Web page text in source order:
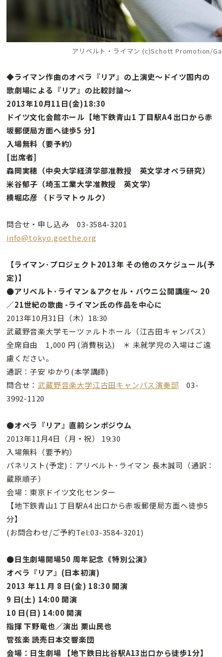
アリベルト・ライマン (c)Schott Promotion/
◆ライマン作曲のオペラ『リア』の上演史〜ドイツ国内の
歌劇場による『リア』の比較討論〜
2013年10月11日(金)18:30
ドイツ文化会館ホール【地下鉄青山1 丁目駅A4 出口から赤
坂郵便局方面へ徒歩5 分】
入場無料（要予約）
[出席者]
森岡実穂（中央大学経済学部准教授 英文学オペラ研究）
米谷郁子（埼玉工業大学准教授 英文学）
横堀応彦 （ドラマトゥルク）
問合せ・申し込み 03-3584-3201
info@tokyo.goethe.org
【ライマン･プロジェクト2013年 その他のスケジュール(予
定)】
●アリベルト･ライマン＆アクセル・バウニ公開講座〜 20
／21世紀の歌曲 -ライマン氏の作品を中心に
2013年10月31日（木）18:30
武蔵野音楽大学モーツァルトホール（江古田キャンパス）
全席自由 1,000 円 (消費税込) ＊ 未就学児の入場はご遠
慮ください。
通訳：子安 ゆかり(本学講師)
問合せ：武蔵野音楽大学江古田キャンパス演奏部 03-
3992-1120
●オペラ『リア』直前シンポジウム
2013年11月4日（月・祝） 19:30
入場無料（要予約）
パネリスト(予定)：アリベルト･ライマン 長木誠司（通訳：
蔵原順子）
会場：東京ドイツ文化センター
【地下鉄青山1 丁目駅A4 出口から赤坂郵便局方面へ徒歩5
分】
(お問合わせ/ご予約Tel:03-3584-3201)
●日生劇場開場50 周年記念《特別公演》
オペラ『リア』(日本初演)
2013 年11 月 8 日(金) 18:30 開演
9 日(土) 14:00 開演
10 日(日) 14:00 開演
指揮 下野竜也／演出 栗山民也
管弦楽 読売日本交響楽団
会場：日生劇場 【地下鉄日比谷駅A13出口から徒歩1分】